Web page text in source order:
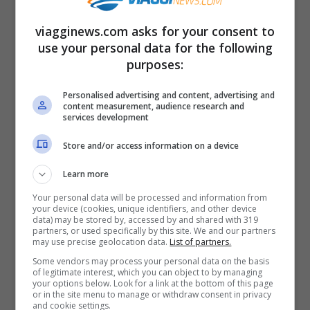
cratere vulcanico, si affacciano borghi
pittoreschi e una fitta vegetazione.
Dall’omonimo borgo di Bracciano svetta
imponente ilCastello Orsini-Odescalchi,
conosciuto anche come Castello di
Bracciano. Si tratta di una fortificazione a
forma pentagonale dotata di cinque torri,
realizzata alla fine del XV secolo e oggi
usata per cerimonie e grandi eventi. Gli
altri borghi che si affacciano sul lago sono
Trevigiano RomanoeAnguillara Sabazia
quest’ultimo è arrampicato su un piccolo
promontorio. Il Lago di Bracciano è
viagginews.com asks for your consent to
use your personal data for the following
purposes:
Personalised advertising and content, advertising and
content measurement, audience research and
services development
Store and/or access information on a device
Learn more
Your personal data will be processed and information from
your device (cookies, unique identifiers, and other device
data) may be stored by, accessed by and shared with 319
partners, or used specifically by this site. We and our partners
may use precise geolocation data. List of partners.
Some vendors may process your personal data on the basis
of legitimate interest, which you can object to by managing
your options below. Look for a link at the bottom of this page
or in the site menu to manage or withdraw consent in privacy
and cookie settings.